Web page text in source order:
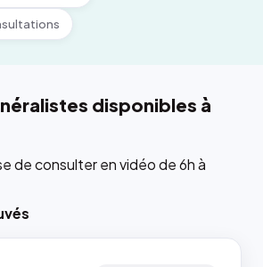
disponibles à
de consulter en vidéo de 6h à